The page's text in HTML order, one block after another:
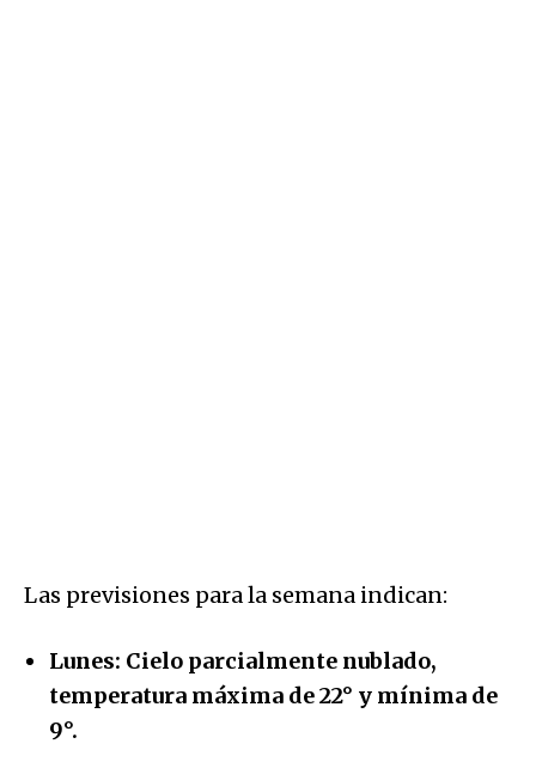
Las previsiones para la semana indican:
Lunes: Cielo parcialmente nublado,
temperatura máxima de 22° y mínima de
9°.